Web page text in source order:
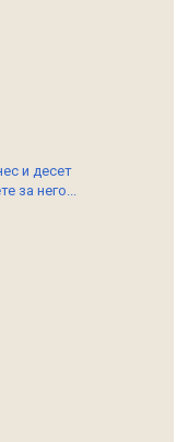
и десет
за него...